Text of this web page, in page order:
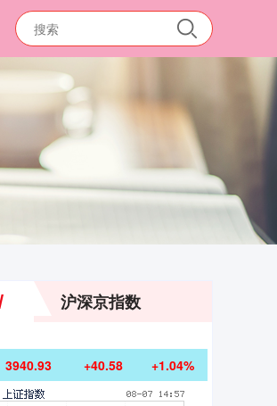
沪深京指数
3940.93 +40.58 +1.04%